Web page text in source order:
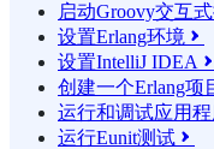
启动Groovy交互
设置Erlang环境 
设置IntelliJ IDEA 
创建一个Erlang项
运行和调试应用
运行Eunit测试 